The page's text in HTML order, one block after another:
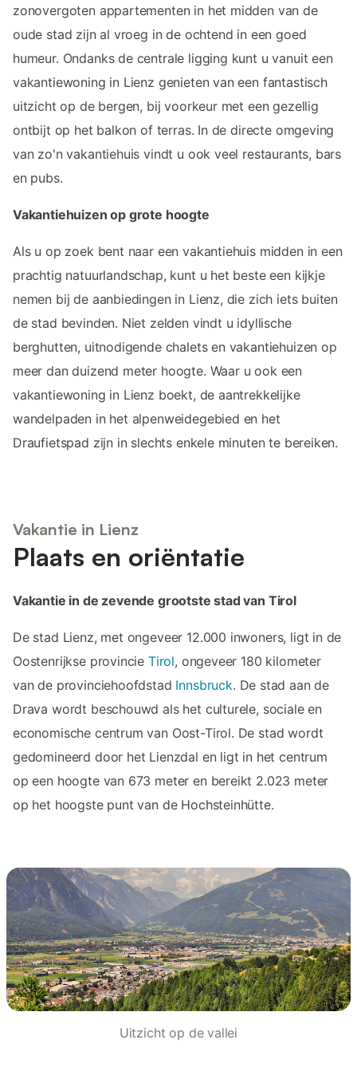
zonovergoten appartementen in het midden van de
oude stad zijn al vroeg in de ochtend in een goed
humeur. Ondanks de centrale ligging kunt u vanuit een
vakantiewoning in Lienz genieten van een fantastisch
uitzicht op de bergen, bij voorkeur met een gezellig
ontbijt op het balkon of terras. In de directe omgeving
van zo'n vakantiehuis vindt u ook veel restaurants, bars
en pubs.
Vakantiehuizen op grote hoogte
Als u op zoek bent naar een vakantiehuis midden in een
prachtig natuurlandschap, kunt u het beste een kijkje
nemen bij de aanbiedingen in Lienz, die zich iets buiten
de stad bevinden. Niet zelden vindt u idyllische
berghutten, uitnodigende chalets en vakantiehuizen op
meer dan duizend meter hoogte. Waar u ook een
vakantiewoning in Lienz boekt, de aantrekkelijke
wandelpaden in het alpenweidegebied en het
Draufietspad zijn in slechts enkele minuten te bereiken.
Vakantie in Lienz
Plaats en oriëntatie
Vakantie in de zevende grootste stad van Tirol
De stad Lienz, met ongeveer 12.000 inwoners, ligt in de
Oostenrijkse provincie Tirol, ongeveer 180 kilometer
van de provinciehoofdstad Innsbruck. De stad aan de
Drava wordt beschouwd als het culturele, sociale en
economische centrum van Oost-Tirol. De stad wordt
gedomineerd door het Lienzdal en ligt in het centrum
op een hoogte van 673 meter en bereikt 2.023 meter
op het hoogste punt van de Hochsteinhütte.
Uitzicht op de vallei